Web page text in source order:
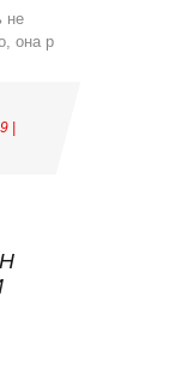
не
она р